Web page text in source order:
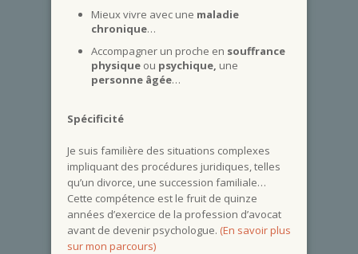
Mieux vivre avec une maladie
chronique…
Accompagner un proche en souffrance
physique ou psychique, une
personne âgée…
Spécificité
Je suis familière des situations complexes
impliquant des procédures juridiques, telles
qu’un divorce, une succession familiale…
Cette compétence est le fruit de quinze
années d’exercice de la profession d’avocat
avant de devenir psychologue. (En savoir plus
sur mon parcours)